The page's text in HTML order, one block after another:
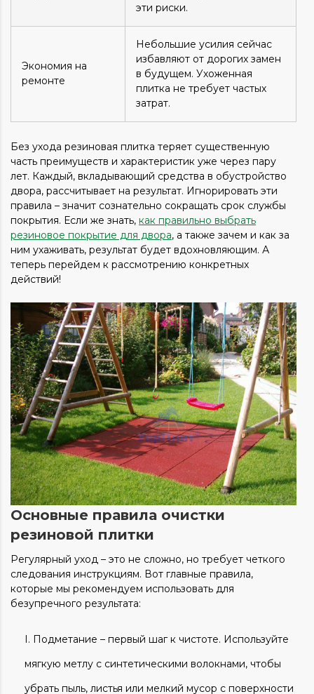
эти риски.
Экономия на
ремонте
Небольшие усилия сейчас
избавляют от дорогих замен
в будущем. Ухоженная
плитка не требует частых
затрат.
Без ухода резиновая плитка теряет существенную
часть преимуществ и характеристик уже через пару
лет. Каждый, вкладывающий средства в обустройство
двора, рассчитывает на результат. Игнорировать эти
правила – значит сознательно сокращать срок службы
покрытия. Если же знать, как правильно выбрать
резиновое покрытие для двора, а также зачем и как за
ним ухаживать, результат будет вдохновляющим. А
теперь перейдем к рассмотрению конкретных
действий!
Основные правила очистки
резиновой плитки
Регулярный уход – это не сложно, но требует четкого
следования инструкциям. Вот главные правила,
которые мы рекомендуем использовать для
безупречного результата:
Подметание – первый шаг к чистоте. Используйте
мягкую метлу с синтетическими волокнами, чтобы
убрать пыль, листья или мелкий мусор с поверхности